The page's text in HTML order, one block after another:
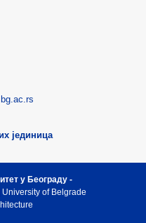
јединица
у Београду -
| University of Belgrade